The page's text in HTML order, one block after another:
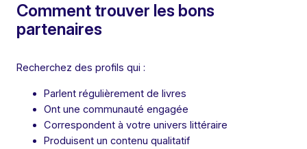
Comment trouver les bons
partenaires
Recherchez des profils qui :
Parlent régulièrement de livres
Ont une communauté engagée
Correspondent à votre univers littéraire
Produisent un contenu qualitatif